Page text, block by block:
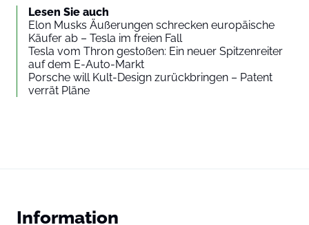
Lesen Sie auch
Elon Musks Äußerungen schrecken europäische
Käufer ab – Tesla im freien Fall
Tesla vom Thron gestoßen: Ein neuer Spitzenreiter
auf dem E-Auto-Markt
Porsche will Kult-Design zurückbringen – Patent
verrät Pläne
Information